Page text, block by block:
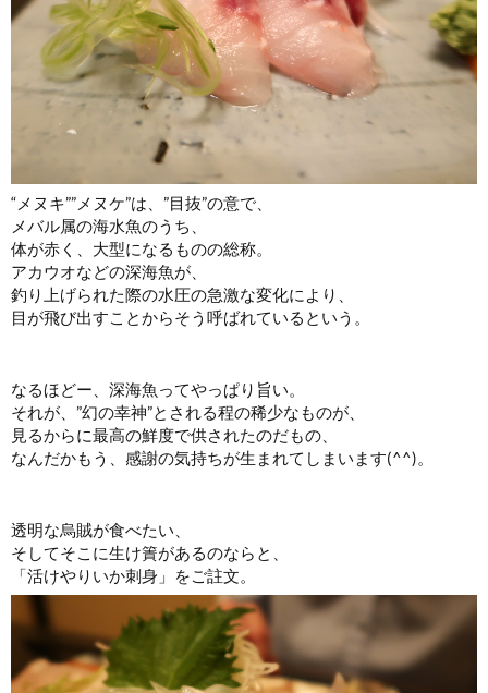
“メヌキ””メヌケ”は、”目抜”の意で、
メバル属の海水魚のうち、
体が赤く、大型になるものの総称。
アカウオなどの深海魚が、
釣り上げられた際の水圧の急激な変化により、
目が飛び出すことからそう呼ばれているという。
なるほどー、深海魚ってやっぱり旨い。
それが、”幻の幸神”とされる程の稀少なものが、
見るからに最高の鮮度で供されたのだもの、
なんだかもう、感謝の気持ちが生まれてしまいます(^^)。
透明な烏賊が食べたい、
そしてそこに生け簀があるのならと、
「活けやりいか刺身」をご註文。